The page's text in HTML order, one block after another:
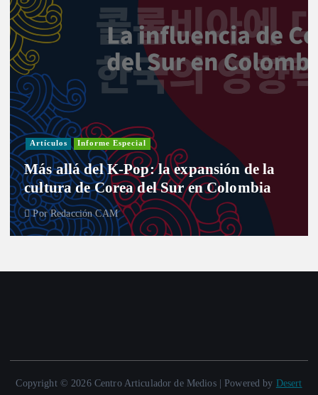
Artículos Informe Especial
Más allá del K-Pop: la expansión de la
cultura de Corea del Sur en Colombia
PorRedacción CAM
Copyright © 2026 Centro Articulador de Medios | Powered by Desert